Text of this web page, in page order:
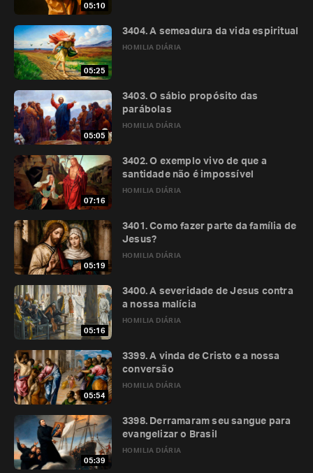
05:10
05:25
HOMILIA DIÁRIA
3404. A semeadura da vida espiritual
05:05
HOMILIA DIÁRIA
3403. O sábio propósito das
parábolas
07:16
HOMILIA DIÁRIA
3402. O exemplo vivo de que a
santidade não é impossível
05:19
HOMILIA DIÁRIA
3401. Como fazer parte da família de
Jesus?
05:16
HOMILIA DIÁRIA
3400. A severidade de Jesus contra
a nossa malícia
05:54
HOMILIA DIÁRIA
3399. A vinda de Cristo e a nossa
conversão
05:39
HOMILIA DIÁRIA
3398. Derramaram seu sangue para
evangelizar o Brasil